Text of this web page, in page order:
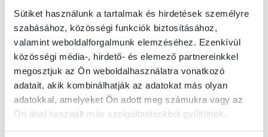
Sütiket használunk a tartalmak és hirdetések személyre
szabásához, közösségi funkciók biztosításához,
valamint weboldalforgalmunk elemzéséhez. Ezenkívül
közösségi média-, hirdető- és elemező partnereinkkel
megosztjuk az Ön weboldalhasználatra vonatkozó
adatait, akik kombinálhatják az adatokat más olyan
adatokkal, amelyeket Ön adott meg számukra vagy az
Ön által használt más szolgáltatásokból gyűjtöttek.